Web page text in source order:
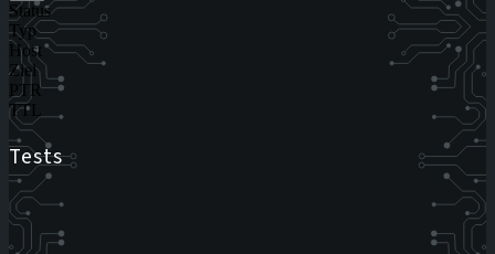
Status
Typ
Host
Ziel
PTR
TTL
Tests